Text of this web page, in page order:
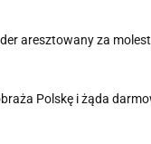
aresztowany za
Polskę i żąda